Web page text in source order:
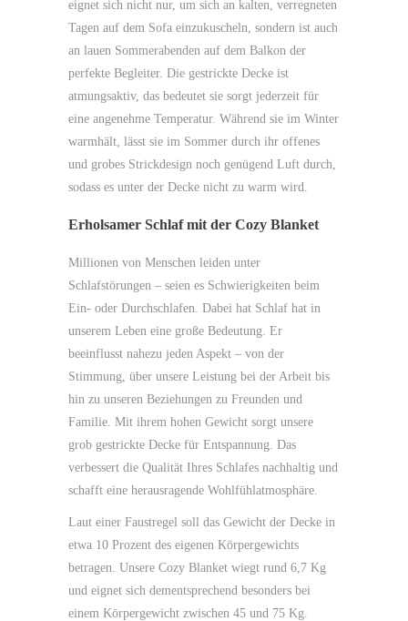
eignet sich nicht nur, um sich an kalten, verregneten
Tagen auf dem Sofa einzukuscheln, sondern ist auch
an lauen Sommerabenden auf dem Balkon der
perfekte Begleiter. Die gestrickte Decke ist
atmungsaktiv, das bedeutet sie sorgt jederzeit für
eine angenehme Temperatur. Während sie im Winter
warmhält, lässt sie im Sommer durch ihr offenes
und grobes Strickdesign noch genügend Luft durch,
sodass es unter der Decke nicht zu warm wird.
Erholsamer Schlaf mit der Cozy Blanket
Millionen von Menschen leiden unter
Schlafstörungen – seien es Schwierigkeiten beim
Ein- oder Durchschlafen. Dabei hat Schlaf hat in
unserem Leben eine große Bedeutung. Er
beeinflusst nahezu jeden Aspekt – von der
Stimmung, über unsere Leistung bei der Arbeit bis
hin zu unseren Beziehungen zu Freunden und
Familie. Mit ihrem hohen Gewicht sorgt unsere
grob gestrickte Decke für Entspannung. Das
verbessert die Qualität Ihres Schlafes nachhaltig und
schafft eine herausragende Wohlfühlatmosphäre.
Laut einer Faustregel soll das Gewicht der Decke in
etwa 10 Prozent des eigenen Körpergewichts
betragen. Unsere Cozy Blanket wiegt rund 6,7 Kg
und eignet sich dementsprechend besonders bei
einem Körpergewicht zwischen 45 und 75 Kg.